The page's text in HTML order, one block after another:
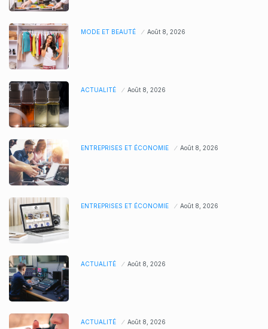
MODE ET BEAUTÉ Août 8, 2026
ACTUALITÉ Août 8, 2026
ENTREPRISES ET ÉCONOMIE Août 8, 2026
ENTREPRISES ET ÉCONOMIE Août 8, 2026
ACTUALITÉ Août 8, 2026
ACTUALITÉ Août 8, 2026